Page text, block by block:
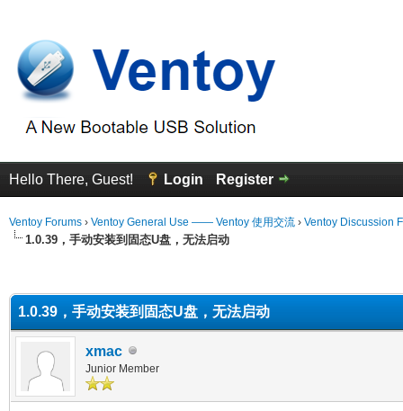
Hello There, Guest! Login Register
Ventoy Forums › Ventoy General Use —— Ventoy 使用交流 › Ventoy Discussion
1.0.39，手动安装到固态U盘，无法启动
1.0.39，手动安装到固态U盘，无法启动
xmac
Junior Member